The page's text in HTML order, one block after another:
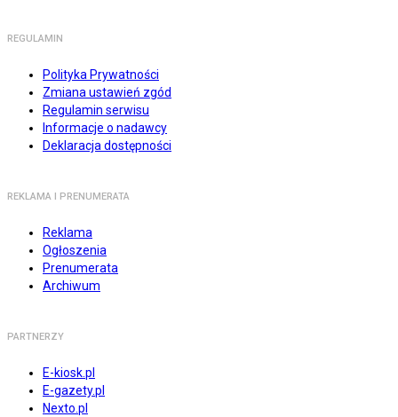
REGULAMIN
Polityka Prywatności
Zmiana ustawień zgód
Regulamin serwisu
Informacje o nadawcy
Deklaracja dostępności
REKLAMA I PRENUMERATA
Reklama
Ogłoszenia
Prenumerata
Archiwum
PARTNERZY
E-kiosk.pl
E-gazety.pl
Nexto.pl